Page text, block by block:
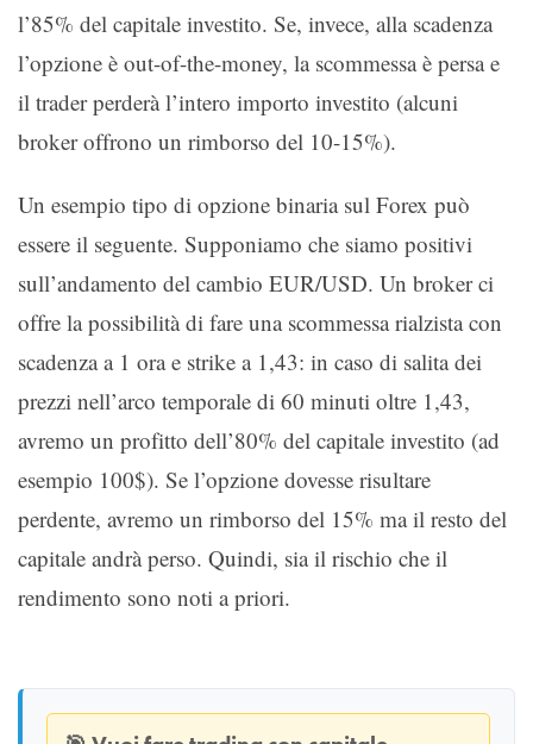
l’85% del capitale investito. Se, invece, alla scadenza
l’opzione è out-of-the-money, la scommessa è persa e
il trader perderà l’intero importo investito (alcuni
broker offrono un rimborso del 10-15%).
Un esempio tipo di opzione binaria sul Forex può
essere il seguente. Supponiamo che siamo positivi
sull’andamento del cambio EUR/USD. Un broker ci
offre la possibilità di fare una scommessa rialzista con
scadenza a 1 ora e strike a 1,43: in caso di salita dei
prezzi nell’arco temporale di 60 minuti oltre 1,43,
avremo un profitto dell’80% del capitale investito (ad
esempio 100$). Se l’opzione dovesse risultare
perdente, avremo un rimborso del 15% ma il resto del
capitale andrà perso. Quindi, sia il rischio che il
rendimento sono noti a priori.